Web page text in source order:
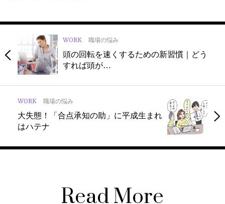
WORK 職場の悩み
頭の回転を速くするための新習慣｜どう
すれば頭が…
WORK 職場の悩み
大失態！「合点承知の助」に平成生まれ
はハテナ
Read More